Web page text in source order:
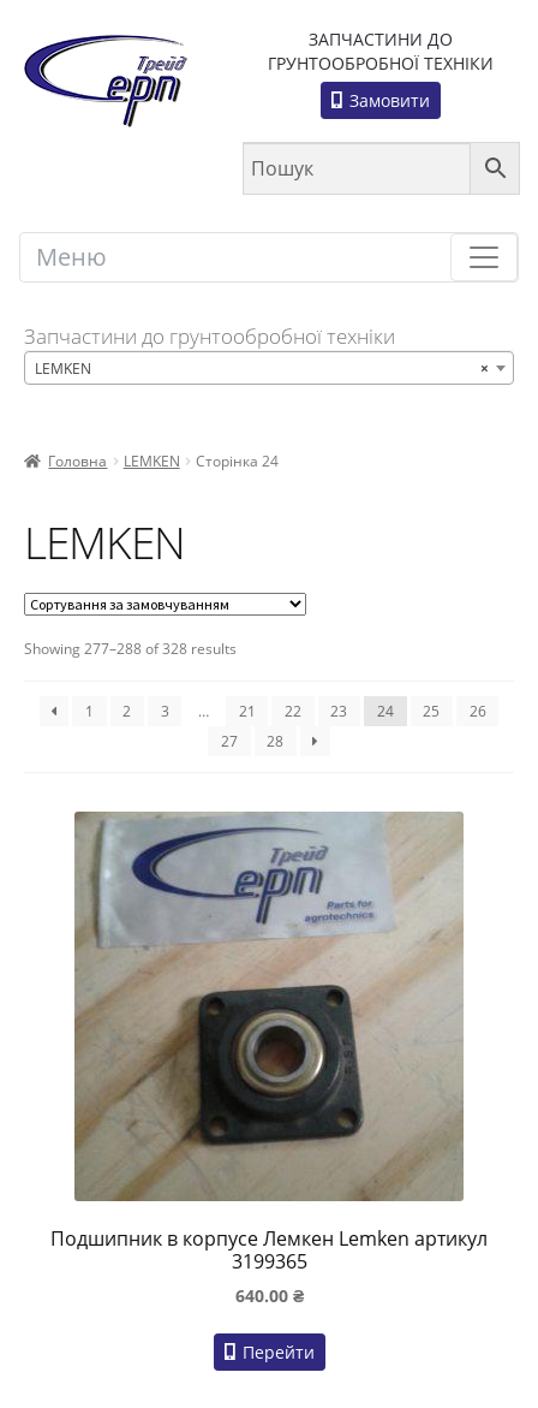
ЗАПЧАСТИНИ ДО
ГРУНТООБРОБНОЇ ТЕХНІКИ
Замовити
Меню Меню
Запчастини до грунтообробної техніки
×
LEMKEN
Головна LEMKEN Сторінка 24
LEMKEN
Showing 277–288 of 328 results
1 2 3 … 21 22 23 24 25
26
27
28
Подшипник в корпусе Лемкен Lemken артикул
3199365
640.00 ₴
Перейти